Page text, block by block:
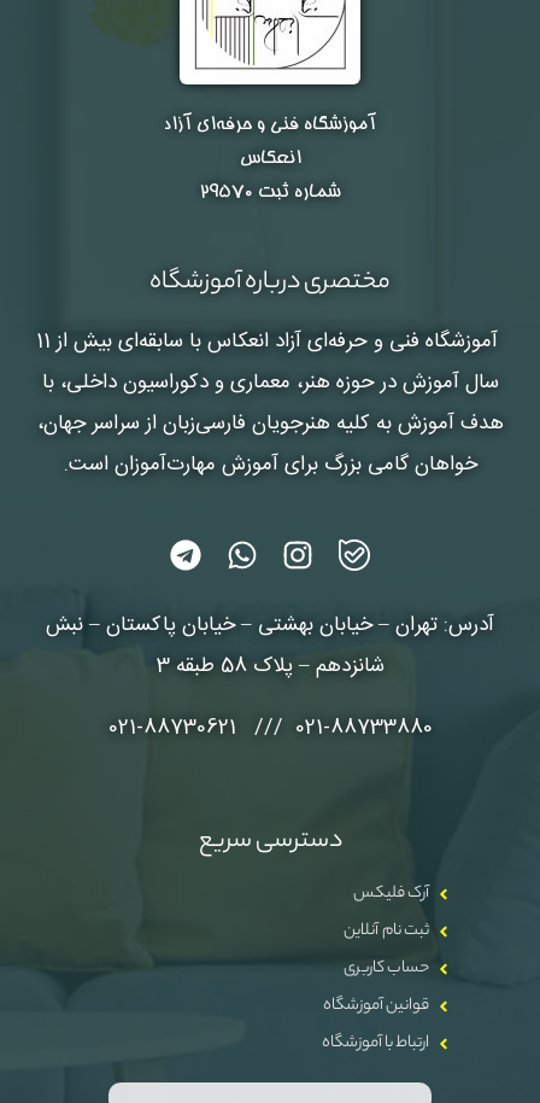
آموزشگاه فنی و حرفه‌ای آزاد
انعکاس
شماره ثبت ۲۹۵۷۰
مختصری درباره آموزشگاه
آموزشگاه فنی و حرفه‌ای آزاد انعکاس
با سابقه‌ای بیش از 11
سال آموزش در حوزه هنر، معماری و دکوراسیون داخلی، با
هدف آموزش به کلیه هنرجویان فارسی‌زبان از سراسر جهان،
خواهان گامی بزرگ برای آموزش مهارت‌آموزان است.
آدرس: تهران – خیابان بهشتی – خیابان پاکستان – نبش
شانزدهم – پلاک 58 طبقه 3
021-88733880 /// 021-88730621
دسترسی سریع
آرک فلیکس
ثبت نام آنلاین
حساب کاربری
قوانین آموزشگاه
ارتباط با آموزشگاه